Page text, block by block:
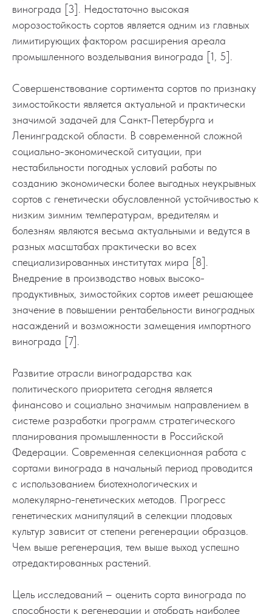
винограда [3]. Недостаточно высокая
морозостойкость сортов является одним из главных
лимитирующих фактором расширения ареала
промышленного возделывания винограда [1, 5].
Совершенствование сортимента сортов по признаку
зимостойкости является актуальной и практически
значимой задачей для Санкт-Петербурга и
Ленинградской области. В современной сложной
социально-экономической ситуации, при
нестабильности погодных условий работы по
созданию экономически более выгодных неукрывных
сортов с генетически обусловленной устойчивостью к
низким зимним температурам, вредителям и
болезням являются весьма актуальными и ведутся в
разных масштабах практически во всех
специализированных институтах мира [8].
Внедрение в производство новых высоко-
продуктивных, зимостойких сортов имеет решающее
значение в повышении рентабельности виноградных
насаждений и возможности замещения импортного
винограда [7].
Развитие отрасли виноградарства как
политического приоритета сегодня является
финансово и социально значимым направлением в
системе разработки программ стратегического
планирования промышленности в Российской
Федерации. Современная селекционная работа с
сортами винограда в начальный период проводится
с использованием биотехнологических и
молекулярно-генетических методов. Прогресс
генетических манипуляций в селекции плодовых
культур зависит от степени регенерации образцов.
Чем выше регенерация, тем выше выход успешно
отредактированных растений.
Цель исследований – оценить сорта винограда по
способности к регенерации и отобрать наиболее